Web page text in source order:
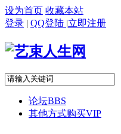
设为首页 收藏本站
登录 | QQ登陆 |立即注册
论坛BBS
其他方式购买VIP